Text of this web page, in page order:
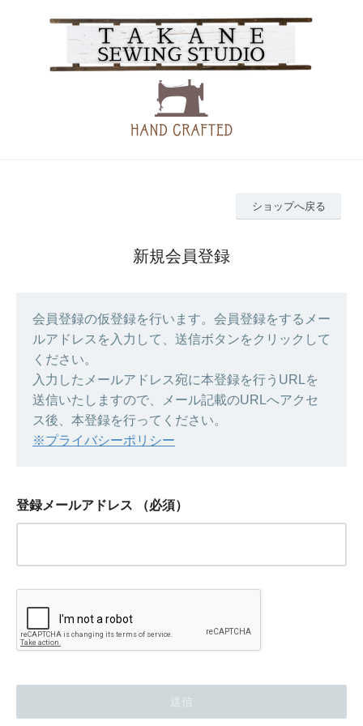
ショップへ戻る
新規会員登録
会員登録の仮登録を行います。会員登録をするメー
ルアドレスを入力して、送信ボタンをクリックして
ください。
入力したメールアドレス宛に本登録を行うURLを
送信いたしますので、メール記載のURLへアクセ
ス後、本登録を行ってください。
※プライバシーポリシー
登録メールアドレス （必須）